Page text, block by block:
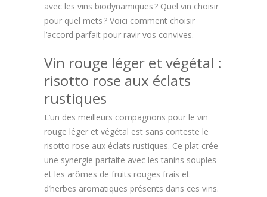
avec les vins biodynamiques ? Quel vin choisir
pour quel mets ? Voici comment choisir
l’accord parfait pour ravir vos convives.
Vin rouge léger et végétal :
risotto rose aux éclats
rustiques
L’un des meilleurs compagnons pour le vin
rouge léger et végétal est sans conteste le
risotto rose aux éclats rustiques. Ce plat crée
une synergie parfaite avec les tanins souples
et les arômes de fruits rouges frais et
d’herbes aromatiques présents dans ces vins.